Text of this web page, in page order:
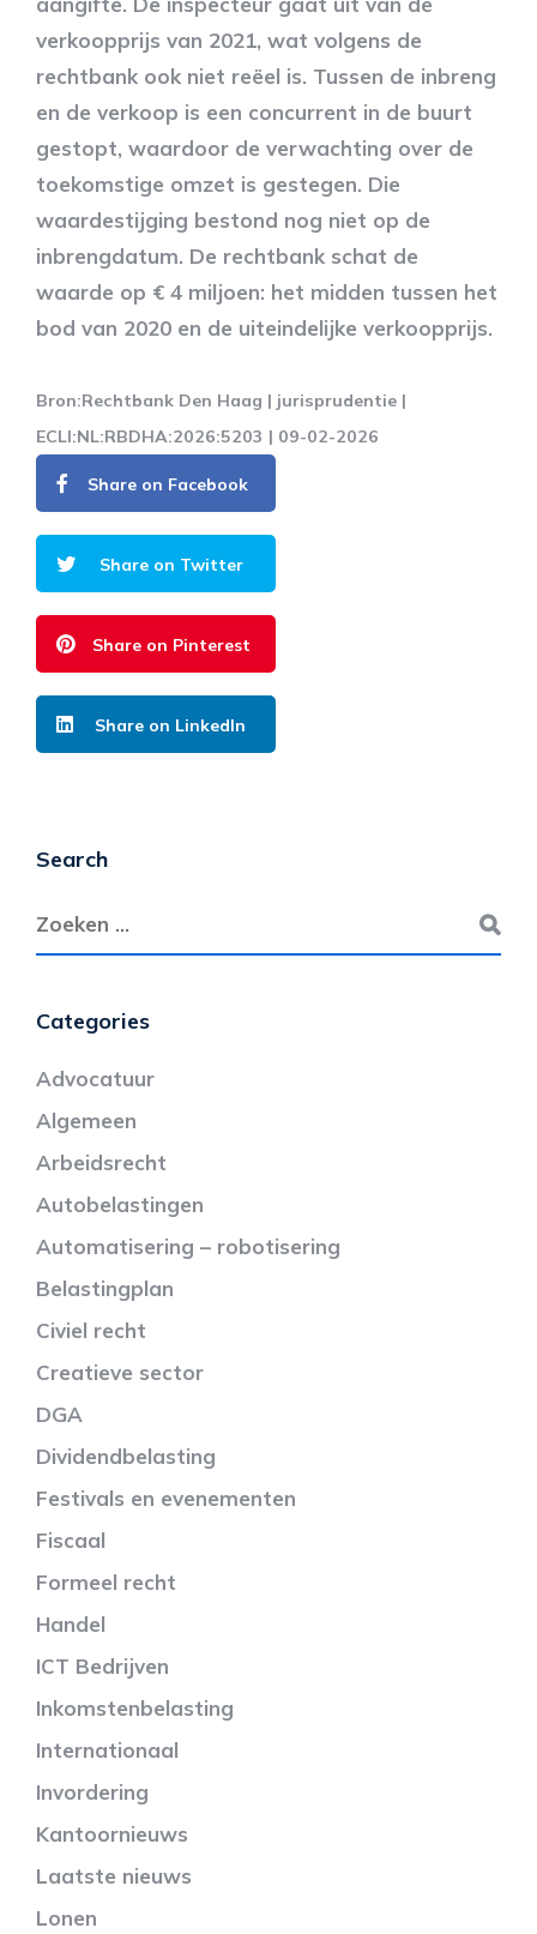
verkoopprijs van 2021, wat volgens de
rechtbank ook niet reëel is. Tussen de inbreng
en de verkoop is een concurrent in de buurt
gestopt, waardoor de verwachting over de
toekomstige omzet is gestegen. Die
waardestijging bestond nog niet op de
inbrengdatum. De rechtbank schat de
waarde op € 4 miljoen: het midden tussen het
bod van 2020 en de uiteindelijke verkoopprijs.
Bron:Rechtbank Den Haag | jurisprudentie |
ECLI:NL:RBDHA:2026:5203 | 09-02-2026
Share on Facebook
Share on Twitter
Share on Pinterest
Share on LinkedIn
Search
Categories
Advocatuur
Algemeen
Arbeidsrecht
Autobelastingen
Automatisering – robotisering
Belastingplan
Civiel recht
Creatieve sector
DGA
Dividendbelasting
Festivals en evenementen
Fiscaal
Formeel recht
Handel
ICT Bedrijven
Inkomstenbelasting
Internationaal
Invordering
Kantoornieuws
Laatste nieuws
Lonen